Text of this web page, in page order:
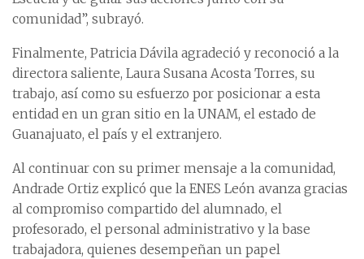
comunidad”, subrayó.
Finalmente, Patricia Dávila agradeció y reconoció a la
directora saliente, Laura Susana Acosta Torres, su
trabajo, así como su esfuerzo por posicionar a esta
entidad en un gran sitio en la UNAM, el estado de
Guanajuato, el país y el extranjero.
Al continuar con su primer mensaje a la comunidad,
Andrade Ortiz explicó que la ENES León avanza gracias
al compromiso compartido del alumnado, el
profesorado, el personal administrativo y la base
trabajadora, quienes desempeñan un papel